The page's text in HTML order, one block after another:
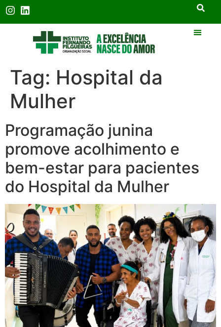
Tag: Hospital da
Mulher
Programação junina
promove acolhimento e
bem-estar para pacientes
do Hospital da Mulher